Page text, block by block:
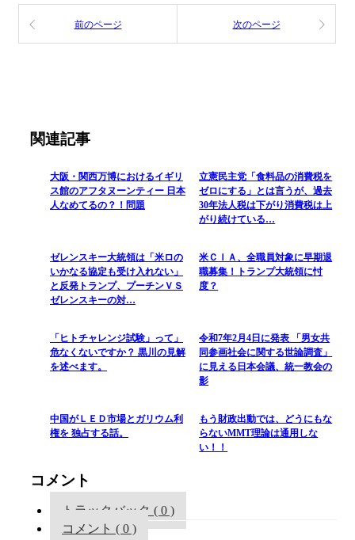
前のページ 次のページ
関連記事
大阪・関西万博におけるイギリ
ス館のアフタヌーンティー 日本
人なめてるの？！問題
立憲民主党「食料品の消費税を
ゼロにする」とは言うが、過去
30年法人税は下がり消費税は上
がり続けている…
ゼレンスキー大統領は「米ロの
いかなる協定も受け入れない」
と反発トランプ、プーチンＶＳ
ゼレンスキーの対…
米ＣＩＡ、全職員対象に早期退
職募集！トランプ大統領に忖
度？
「ヒトチャレンジ試験」って」
危なくないですか？ 黒川の見解
を述べます。
令和7年2月4日に発表 「男女共
同参画社会に関する世論調査」
に見える日本会議、統一教会の
影
中国がＬＥＤ市場とガリウム利
権を 独占する話。
もう財政出動では、どうにもな
らないMMT理論は通用しな
い！！
コメント
トラックバック ( 0 )
コメント ( 0 )